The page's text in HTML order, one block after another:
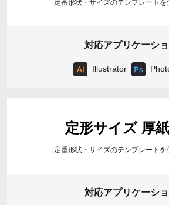
定番形状・サイズのテンプレートを
対応アプリケーシ
Illustrator
定形サイズ 厚
定番形状・サイズのテンプレートを
対応アプリケーシ